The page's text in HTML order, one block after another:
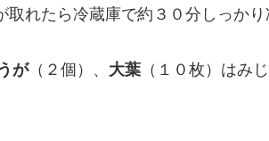
れたら冷蔵庫で約３０分しっかり
が（２個）、 大葉 （１０枚）はみ